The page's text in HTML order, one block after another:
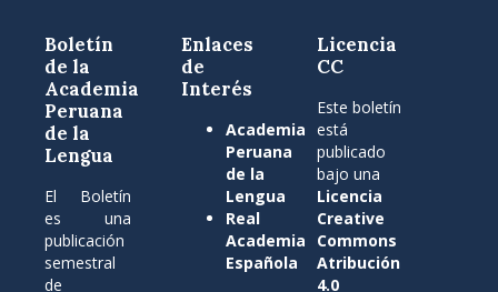
Boletín
de la
Academia
Peruana
de la
Lengua
El Boletín
es una
publicación
semestral
de
Enlaces
de
Interés
Academia
Peruana
de la
Lengua
Real
Academia
Española
Licencia
CC
Este boletín
está
publicado
bajo una
Licencia
Creative
Commons
Atribución
4.0